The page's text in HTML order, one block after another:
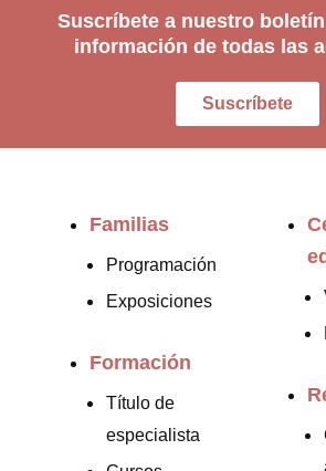
Suscríbete a nuestro
información de todas las
Suscríbete
Familias
Programación
Exposiciones
Formación
Título de
especialista